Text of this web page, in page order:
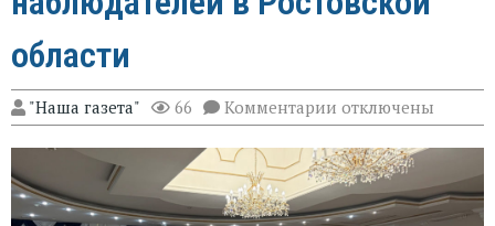
области
"Наша газета" 66 Комментарии к
записи
Эксперт
Александр
Брод
высоко
оценил
отключены